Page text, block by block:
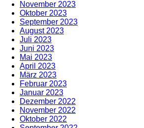
November 2023
Oktober 2023
September 2023
August 2023
Juli 2023
Juni 2023
Mai 2023
April 2023
März 2023
Februar 2023
Januar 2023
Dezember 2022
November 2022
Oktober 2022